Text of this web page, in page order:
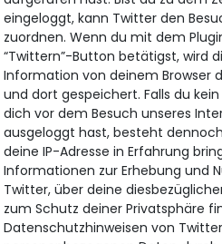
eingeloggt, kann Twitter den
zuordnen. Wenn du mit dem
“Twittern”-Button betätigst, wird
Information von deinem Browser
und dort gespeichert. Falls du
dich vor dem Besuch unseres
ausgeloggt hast, besteht
deine IP-Adresse in Erfahrung
Informationen zur Erhebung und
Twitter, über deine
zum Schutz deiner Privatsphäre
Datenschutzhinweisen von